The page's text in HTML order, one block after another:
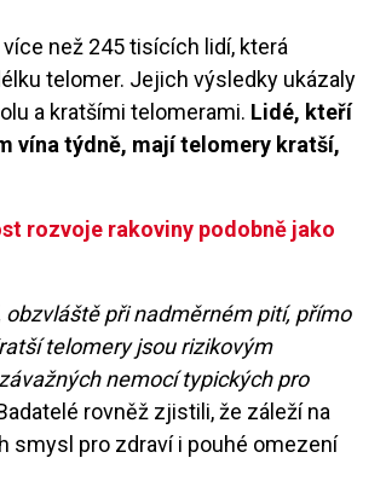
než 245 tisících lidí, která
telomer. Jejich výsledky ukázaly
a kratšími telomerami. Lidé, kteří
vína týdně, mají telomery kratší,
rozvoje rakoviny podobně jako
při nadměrném pití, přímo
telomery jsou rizikovým
nemocí typických pro
rovněž zjistili, že záleží na
smysl pro zdraví i pouhé omezení